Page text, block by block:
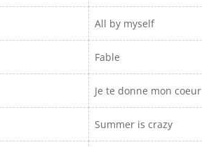
All by myself
Fable
Je te donne mon coeur
Summer is crazy